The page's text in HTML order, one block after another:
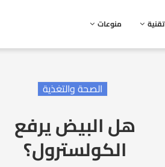
تقنية منوعات
الصحة والتغذية
هل البيض يرفع
الكولسترول؟